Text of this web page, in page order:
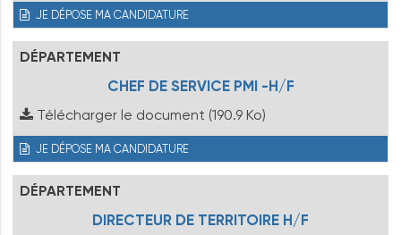
JE DÉPOSE MA CANDIDATURE
DÉPARTEMENT
CHEF DE SERVICE PMI -H/F
Télécharger le document (190.9 Ko)
JE DÉPOSE MA CANDIDATURE
DÉPARTEMENT
DIRECTEUR DE TERRITOIRE H/F